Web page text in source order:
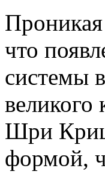
что
системы
Шри
формой,